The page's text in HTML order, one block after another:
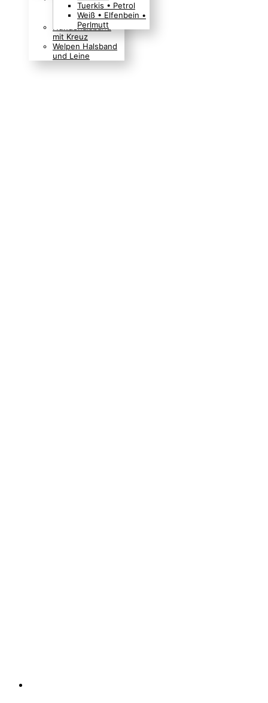
Boho Indianer
Hippie Look
Hundehalsband
mit Kreuz
Welpen Halsband
und Leine
Tuerkis • Petrol
Weiß • Elfenbein •
Perlmutt